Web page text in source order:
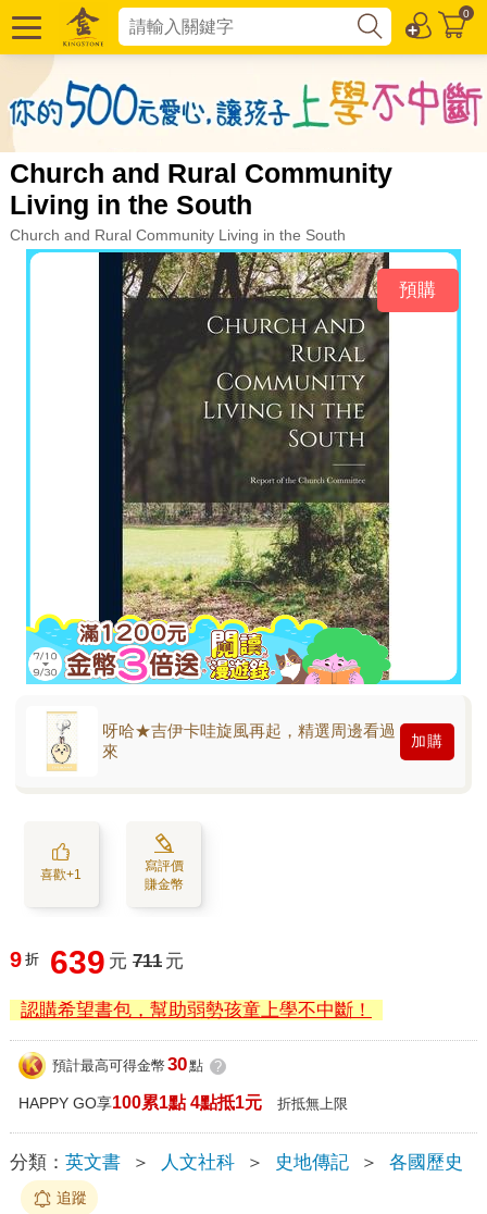
0
Church and Rural Community
Living in the South
Church and Rural Community Living in the South
預購
呀哈★吉伊卡哇旋風再起，精選周邊看過
來
加購
喜歡+1
寫評價
賺金幣
9 折 639 元 711 元
認購希望書包，幫助弱勢孩童上學不中斷！
預計最高可得金幣 30點 ?
HAPPY GO享100累1點 4點抵1元 折抵無上限
分類： 英文書 ＞ 人文社科 ＞ 史地傳記 ＞ 各國歷史
追蹤